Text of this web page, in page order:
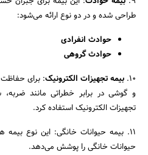
طراحی شده و در دو نوع ارائه می‌شود:
حوادث انفرادی
حوادث گروهی
۱۰. بیمه تجهیزات الکترونیک: برای حفاظت
و گوشی در برابر خطراتی مانند
تجهیزات الکترونیک استفاده کرد.
۱۱. بیمه حیوانات خانگی: این نوع
حیوانات خانگی را پوشش می‌دهد.